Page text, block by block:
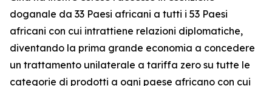
doganale da 33 Paesi africani a tutti i 53 Paesi
africani con cui intrattiene relazioni diplomatiche,
diventando la prima grande economia a concedere
un trattamento unilaterale a tariffa zero su tutte le
categorie di prodotti a ogni paese africano con cui